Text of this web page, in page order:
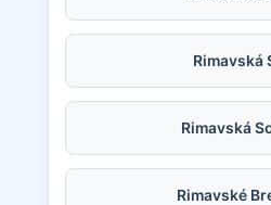
Rimavská
Rimavská
Rimavské